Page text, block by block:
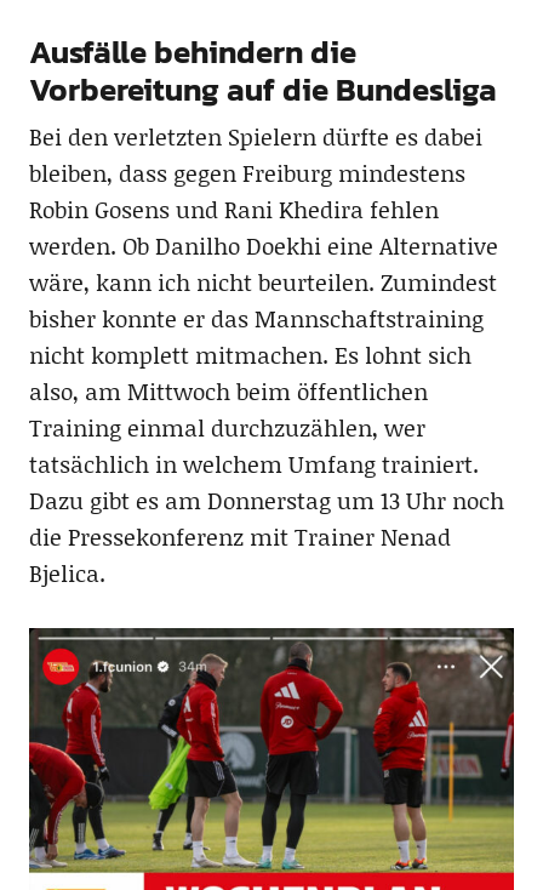
Ausfälle behindern die
Vorbereitung auf die Bundesliga
Bei den verletzten Spielern dürfte es dabei
bleiben, dass gegen Freiburg mindestens
Robin Gosens und Rani Khedira fehlen
werden. Ob Danilho Doekhi eine Alternative
wäre, kann ich nicht beurteilen. Zumindest
bisher konnte er das Mannschaftstraining
nicht komplett mitmachen. Es lohnt sich
also, am Mittwoch beim öffentlichen
Training einmal durchzuzählen, wer
tatsächlich in welchem Umfang trainiert.
Dazu gibt es am Donnerstag um 13 Uhr noch
die Pressekonferenz mit Trainer Nenad
Bjelica.